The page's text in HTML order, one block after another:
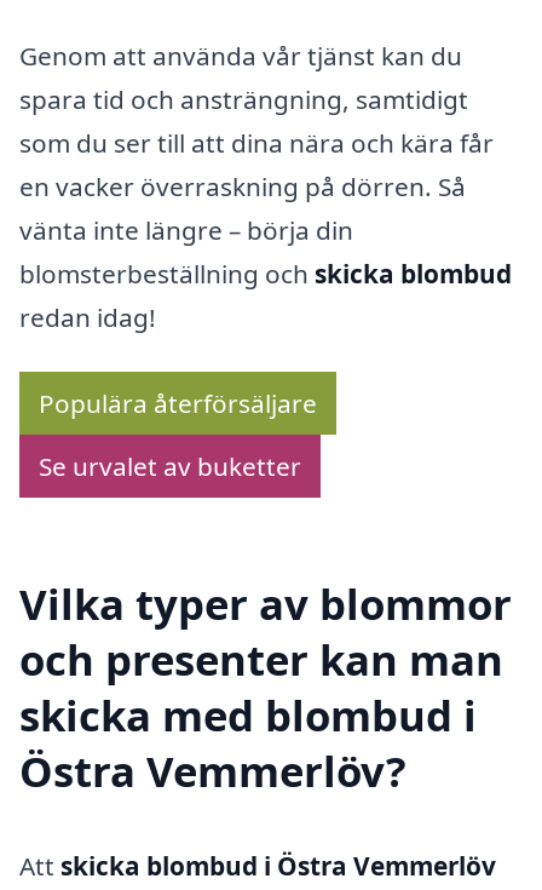
Genom att använda vår tjänst kan du
spara tid och ansträngning, samtidigt
som du ser till att dina nära och kära får
en vacker överraskning på dörren. Så
vänta inte längre – börja din
blomsterbeställning och skicka blombud
redan idag!
Populära återförsäljare
Se urvalet av buketter
Vilka typer av blommor
och presenter kan man
skicka med blombud i
Östra Vemmerlöv?
Att skicka blombud i Östra Vemmerlöv